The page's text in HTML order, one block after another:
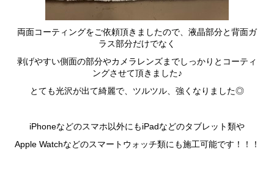
両面コーティングをご依頼頂きましたので、液晶部分と背面ガ
ラス部分だけでなく
剥げやすい側面の部分やカメラレンズまでしっかりとコーティ
ングさせて頂きました♪
とても光沢が出て綺麗で、ツルツル、強くなりました◎
iPhoneなどのスマホ以外にもiPadなどのタブレット類や
Apple Watchなどのスマートウォッチ類にも施工可能です！！！